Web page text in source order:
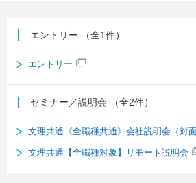
エントリー （全1件）
エントリー
セミナー／説明会 （全2件）
文理共通《全職種共通》会社説明会（対面
文理共通【全職種対象】リモート説明会